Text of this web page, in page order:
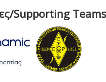
Supporting Teams